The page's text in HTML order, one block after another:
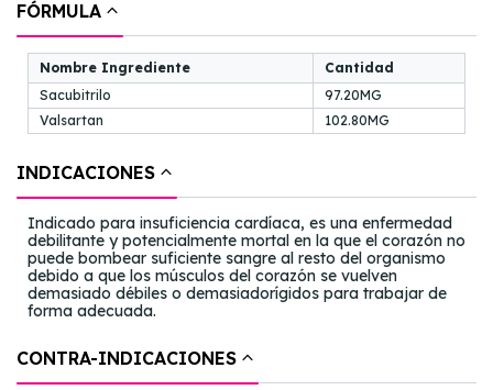
FÓRMULA
Nombre Ingrediente
Cantidad
Sacubitrilo
97.20MG
Valsartan
102.80MG
INDICACIONES
Indicado para insuficiencia cardíaca, es una enfermedad
debilitante y potencialmente mortal en la que el corazón no
puede bombear suficiente sangre al resto del organismo
debido a que los músculos del corazón se vuelven
demasiado débiles o demasiadorígidos para trabajar de
forma adecuada.
CONTRA-INDICACIONES